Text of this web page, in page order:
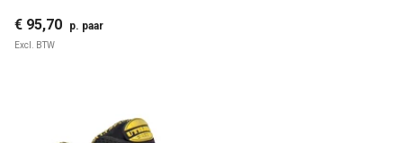
€ 95,70 p. paar
Excl. BTW